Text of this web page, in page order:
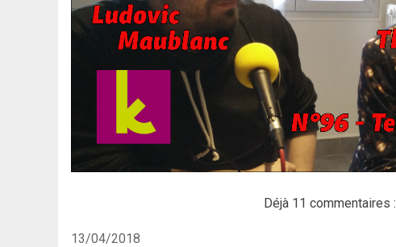
Déjà 11 commentaires :
13/04/2018